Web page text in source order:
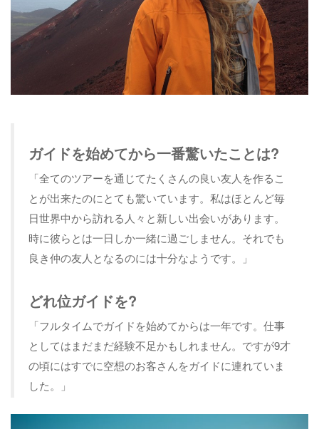
ガイドを始めてから一番驚いたことは?
「全てのツアーを通じてたくさんの良い友人を作るこ
とが出来たのにとても驚いています。私はほとんど毎
日世界中から訪れる人々と新しい出会いがあります。
時に彼らとは一日しか一緒に過ごしません。それでも
良き仲の友人となるのには十分なようです。」
どれ位ガイドを?
「フルタイムでガイドを始めてからは一年です。仕事
としてはまだまだ経験不足かもしれません。ですが9才
の頃にはすでに空想のお客さんをガイドに連れていま
した。」